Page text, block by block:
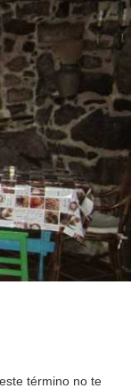
término no te